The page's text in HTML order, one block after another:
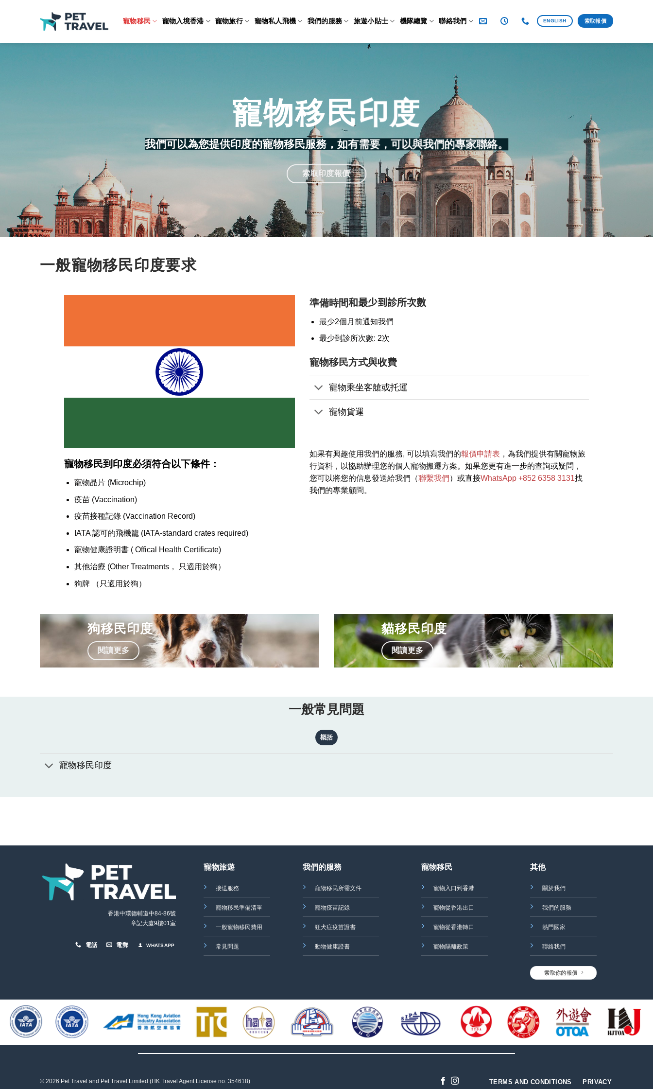
寵物移民 寵物入境香港 寵物旅行 寵物私人飛機 我們的服務 旅遊小貼士 機隊總覽 聯絡我們 ENGLISH 索取報價
寵物移民印度
我們可以為您提供印度的寵物移民服務，如有需要，可以與我們的專家聯絡。
索取印度報價
一般寵物移民印度要求
寵物移民到印度必須符合以下條件：
寵物晶片 (Microchip)
疫苗 (Vaccination)
疫苗接種記錄 (Vaccination Record)
IATA 認可的飛機籠 (IATA-standard crates required)
寵物健康證明書 ( Offical Health Certificate)
其他治療 (Other Treatments， 只適用於狗）
狗牌 （只適用於狗）
準備時間和最少到診所次數
最少2個月前通知我們
最少到診所次數: 2次
寵物移民方式與收費
寵物乘坐客艙或托運
寵物貨運
如果有興趣使用我們的服務, 可以填寫我們的報價申請表 ，為我們提供有關寵物旅
行資料，以協助辦理您的個人寵物搬遷方案。如果您更有進一步的查詢或疑問，
您可以將您的信息發送給我們（聯繫我們 ）或直接WhatsApp +852 6358 3131找
我們的專業顧問。
狗移民印度
閱讀更多
貓移民印度
閱讀更多
一般常見問題
概括
寵物移民印度
香港中環德輔道中84-86號
章記大廈9樓01室
電話 電郵 WHATSAPP
寵物旅遊
接送服務
寵物移民準備清單
一般寵物移民費用
常見問題
我們的服務
寵物移民所需文件
寵物疫苗記錄
狂犬症疫苗證書
動物健康證書
寵物移民
寵物入口到香港
寵物從香港出口
寵物從香港轉口
寵物隔離政策
其他
關於我們
我們的服務
熱門國家
聯絡我們
索取你的報價
© 2026 Pet Travel and Pet Travel Limited (HK Travel Agent License no: 354618) TERMS AND CONDITIONS PRIVACY